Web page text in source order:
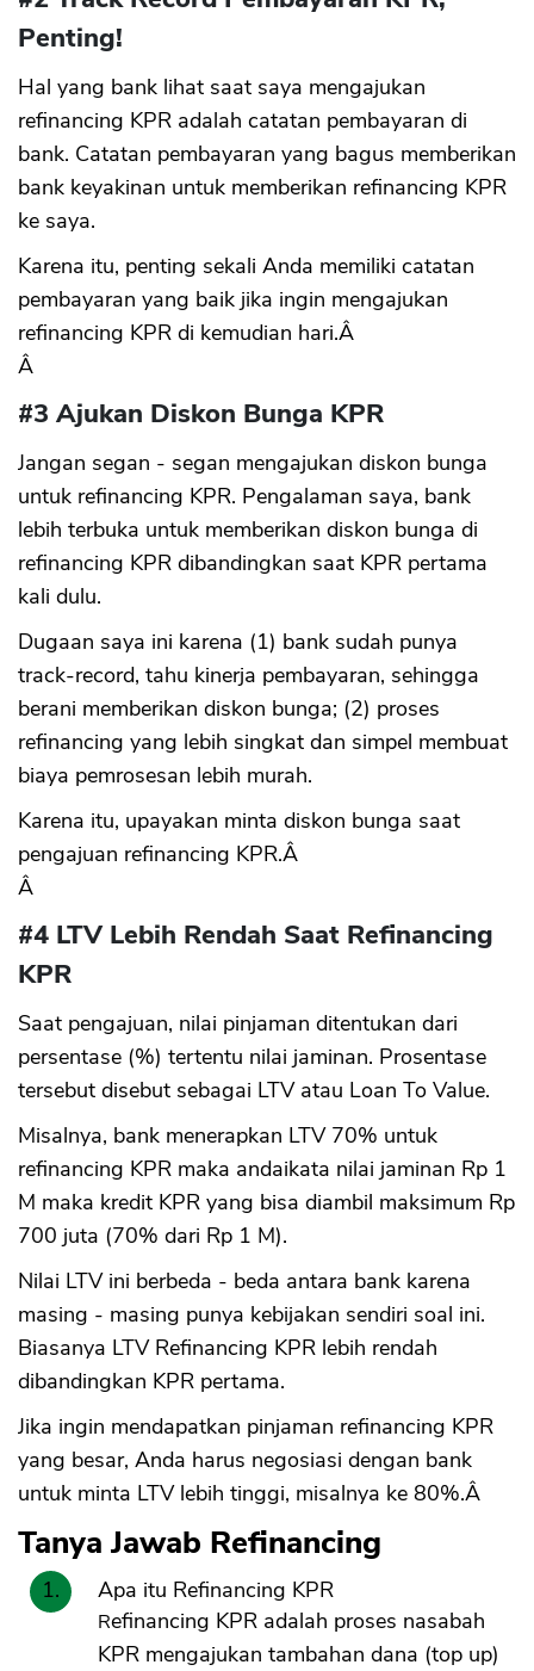
Penting!
Hal yang bank lihat saat saya mengajukan
refinancing KPR adalah catatan pembayaran di
bank. Catatan pembayaran yang bagus memberikan
bank keyakinan untuk memberikan refinancing KPR
ke saya.
Karena itu, penting sekali Anda memiliki catatan
pembayaran yang baik jika ingin mengajukan
refinancing KPR di kemudian hari.Â
Â
#3 Ajukan Diskon Bunga KPR
Jangan segan - segan mengajukan diskon bunga
untuk refinancing KPR. Pengalaman saya, bank
lebih terbuka untuk memberikan diskon bunga di
refinancing KPR dibandingkan saat KPR pertama
kali dulu.
Dugaan saya ini karena (1) bank sudah punya
track-record, tahu kinerja pembayaran, sehingga
berani memberikan diskon bunga; (2) proses
refinancing yang lebih singkat dan simpel membuat
biaya pemrosesan lebih murah.
Karena itu, upayakan minta diskon bunga saat
pengajuan refinancing KPR.Â
Â
#4 LTV Lebih Rendah Saat Refinancing
KPR
Saat pengajuan, nilai pinjaman ditentukan dari
persentase (%) tertentu nilai jaminan. Prosentase
tersebut disebut sebagai LTV atau Loan To Value.
Misalnya, bank menerapkan LTV 70% untuk
refinancing KPR maka andaikata nilai jaminan Rp 1
M maka kredit KPR yang bisa diambil maksimum Rp
700 juta (70% dari Rp 1 M).
Nilai LTV ini berbeda - beda antara bank karena
masing - masing punya kebijakan sendiri soal ini.
Biasanya LTV Refinancing KPR lebih rendah
dibandingkan KPR pertama.
Jika ingin mendapatkan pinjaman refinancing KPR
yang besar, Anda harus negosiasi dengan bank
untuk minta LTV lebih tinggi, misalnya ke 80%.Â
Tanya Jawab Refinancing
Apa itu Refinancing KPR
Refinancing KPR adalah proses nasabah
KPR mengajukan tambahan dana (top up)